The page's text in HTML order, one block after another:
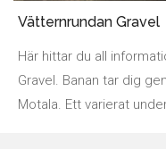
Vätternrundan Gravel
Här hittar du all
Gravel. Banan tar dig
Motala. Ett varierat